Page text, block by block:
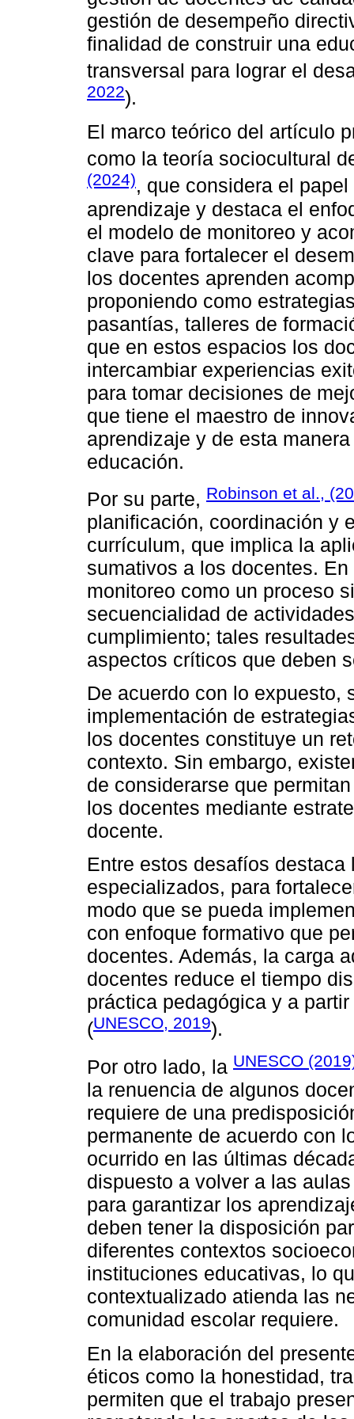
gestión de desempeño
finalidad de construir una
transversal para lograr el
2022).
El marco teórico del artículo
como la teoría sociocultural
(2024), que considera el
aprendizaje y destaca el
el modelo de monitoreo y
clave para fortalecer el
los docentes aprenden
proponiendo como
pasantías, talleres de
que en estos espacios los
intercambiar experiencias
para tomar decisiones de
que tiene el maestro de
aprendizaje y de esta
educación.
Por su parte, Robinson et al.,
planificación, coordinación y
currículum, que implica la
sumativos a los docentes.
monitoreo como un proceso
secuencialidad de
cumplimiento; tales
aspectos críticos que deben
De acuerdo con lo expuesto,
implementación de
los docentes constituye un
contexto. Sin embargo,
de considerarse que
los docentes mediante
docente.
Entre estos desafíos
especializados, para
modo que se pueda
con enfoque formativo que
docentes. Además, la carga
docentes reduce el tiempo
práctica pedagógica y a
(UNESCO, 2019).
Por otro lado, la UNESCO
la renuencia de algunos
requiere de una
permanente de acuerdo con
ocurrido en las últimas
dispuesto a volver a las
para garantizar los
deben tener la disposición
diferentes contextos
instituciones educativas, lo
contextualizado atienda las
comunidad escolar requiere.
En la elaboración del
éticos como la honestidad,
permiten que el trabajo